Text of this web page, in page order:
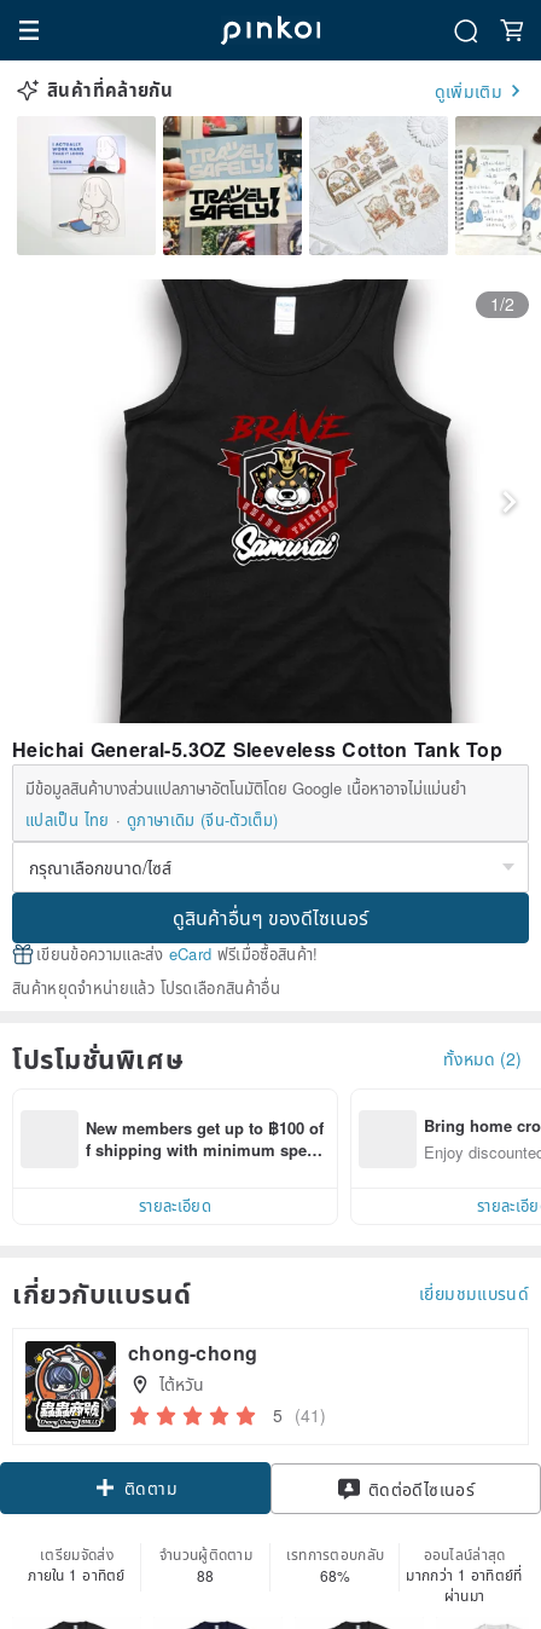
สินค้าที่คล้ายกัน ดูเพิ่มเติม
1/2
Heichai General-5.3OZ Sleeveless Cotton Tank Top
มีข้อมูลสินค้าบางส่วนแปลภาษาอัตโนมัติโดย Google เนื้อหาอาจไม่แม่นยำ
แปลเป็น ไทย
ดูภาษาเดิม (จีน-ตัวเต็ม)
ดูสินค้าอื่นๆ ของดีไซเนอร์
เขียนข้อความและส่ง eCard ฟรีเมื่อซื้อสินค้า!
สินค้าหยุดจำหน่ายแล้ว โปรดเลือกสินค้าอื่น
โปรโมชั่นพิเศษ ทั้งหมด (2)
New members get up to ฿100 of
f shipping with minimum spen
within 7 days!
รายละเอียด
Bring home
n with ease
Enjoy
รายละเอี
เกี่ยวกับแบรนด์ เยี่ยมชมแบรนด์
chong-chong
ไต้หวัน
5 (41)
ติดตาม ติดต่อดีไซเนอร์
เตรียมจัดส่ง
ภายใน 1 อาทิตย์
จำนวนผู้ติดตาม
88
เรทการตอบกลับ
68%
ออนไลน์ล่าสุด
มากกว่า 1 อาทิตย์ที่
ผ่านมา